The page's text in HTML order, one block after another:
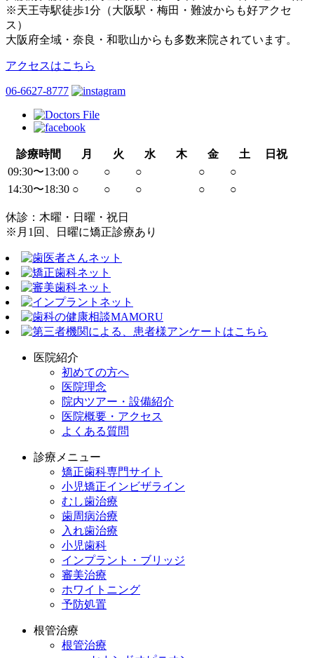
※天王寺駅徒歩1分（大阪駅・梅田・難波からも好アクセ
ス）
大阪府全域・奈良・和歌山からも多数来院されています。
アクセスはこちら
06-6627-8777
診療時間 月 火 水 木 金 土
日祝
09:30〜13:00 ○ ○ ○ ○
○
14:30〜18:30 ○ ○ ○ ○ ○
休診：木曜・日曜・祝日
※月1回、日曜に矯正診療あり
医院紹介
初めての方へ
医院理念
院内ツアー・設備紹介
医院概要・アクセス
よくある質問
診療メニュー
矯正歯科専門サイト
小児矯正インビザライン
むし歯治療
歯周病治療
入れ歯治療
小児歯科
インプラント・ブリッジ
審美治療
ホワイトニング
予防処置
根管治療
根管治療